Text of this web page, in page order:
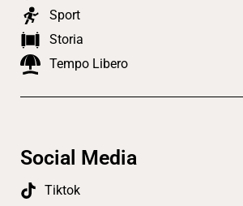
Sport
Storia
Tempo Libero
Social Media
Tiktok